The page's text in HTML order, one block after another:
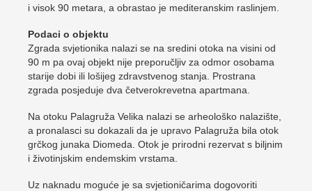
i visok 90 metara, a obrastao je mediteranskim raslinjem.
Podaci o objektu
Zgrada svjetionika nalazi se na sredini otoka na visini od
90 m pa ovaj objekt nije preporučljiv za odmor osobama
starije dobi ili lošijeg zdravstvenog stanja. Prostrana
zgrada posjeduje dva četverokrevetna apartmana.
Na otoku Palagruža Velika nalazi se arheološko nalazište,
a pronalasci su dokazali da je upravo Palagruža bila otok
grčkog junaka Diomeda. Otok je prirodni rezervat s biljnim
i životinjskim endemskim vrstama.
Uz naknadu moguće je sa svjetioničarima dogovoriti